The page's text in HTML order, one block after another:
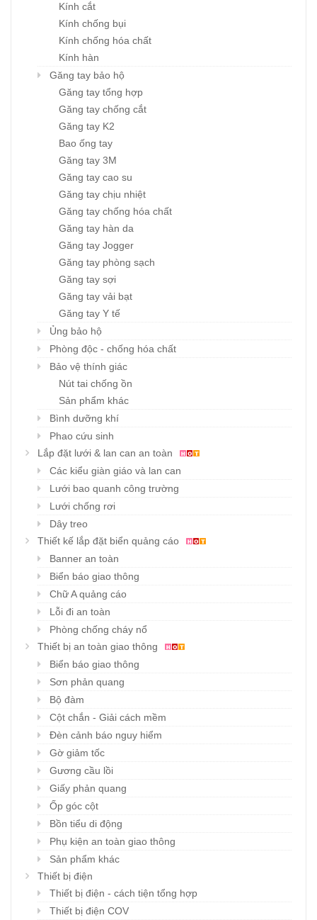
Kính cắt
Kính chống bụi
Kính chống hóa chất
Kính hàn
Găng tay bảo hộ
Găng tay tổng hợp
Găng tay chống cắt
Găng tay K2
Bao ống tay
Găng tay 3M
Găng tay cao su
Găng tay chịu nhiệt
Găng tay chống hóa chất
Găng tay hàn da
Găng tay Jogger
Găng tay phòng sạch
Găng tay sợi
Găng tay vải bạt
Găng tay Y tế
Ủng bảo hộ
Phòng độc - chống hóa chất
Bảo vệ thính giác
Nút tai chống ồn
Sản phẩm khác
Bình dưỡng khí
Phao cứu sinh
Lắp đặt lưới & lan can an toàn
Các kiểu giàn giáo và lan can
Lưới bao quanh công trường
Lưới chống rơi
Dây treo
Thiết kế lắp đặt biển quảng cáo
Banner an toàn
Biển báo giao thông
Chữ A quảng cáo
Lỗi đi an toàn
Phòng chống cháy nổ
Thiết bị an toàn giao thông
Biển báo giao thông
Sơn phản quang
Bộ đàm
Cột chắn - Giải cách mềm
Đèn cảnh báo nguy hiểm
Gờ giảm tốc
Gương cầu lồi
Giấy phản quang
Ốp góc cột
Bồn tiểu di động
Phụ kiện an toàn giao thông
Sản phẩm khác
Thiết bị điện
Thiết bị điện - cách tiện tổng hợp
Thiết bị điện COV